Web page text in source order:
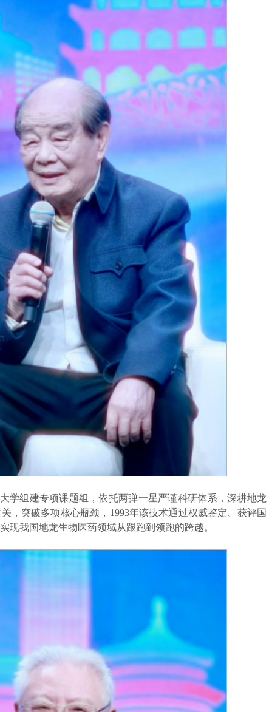
学组建专项课题组，依托两弹一星严谨科研体系，深耕地龙
，突破多项核心瓶颈，1993年该技术通过权威鉴定、获评国
现我国地龙生物医药领域从跟跑到领跑的跨越。